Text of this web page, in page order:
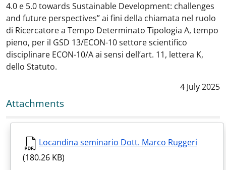
4.0 e 5.0 towards Sustainable Development: challenges
and future perspectives” ai fini della chiamata nel ruolo
di Ricercatore a Tempo Determinato Tipologia A, tempo
pieno, per il GSD 13/ECON-10 settore scientifico
disciplinare ECON-10/A ai sensi dell’art. 11, lettera K,
dello Statuto.
Data
4 July 2025
Attachments
Locandina seminario Dott. Marco Ruggeri
(180.26 KB)